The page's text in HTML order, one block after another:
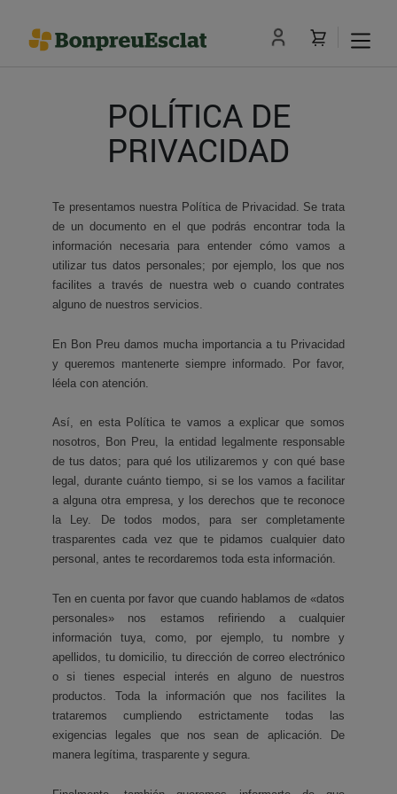
POLÍTICA DE
PRIVACIDAD
Te presentamos nuestra Política de Privacidad. Se trata
de un documento en el que podrás encontrar toda la
información necesaria para entender cómo vamos a
utilizar tus datos personales; por ejemplo, los que nos
facilites a través de nuestra web o cuando contrates
alguno de nuestros servicios.
En Bon Preu damos mucha importancia a tu Privacidad
y queremos mantenerte siempre informado. Por favor,
léela con atención.
Así, en esta Política te vamos a explicar que somos
nosotros, Bon Preu, la entidad legalmente responsable
de tus datos; para qué los utilizaremos y con qué base
legal, durante cuánto tiempo, si se los vamos a facilitar
a alguna otra empresa, y los derechos que te reconoce
la Ley. De todos modos, para ser completamente
trasparentes cada vez que te pidamos cualquier dato
personal, antes te recordaremos toda esta información.
Ten en cuenta por favor que cuando hablamos de «datos
personales» nos estamos refiriendo a cualquier
información tuya, como, por ejemplo, tu nombre y
apellidos, tu domicilio, tu dirección de correo electrónico
o si tienes especial interés en alguno de nuestros
productos. Toda la información que nos facilites la
trataremos cumpliendo estrictamente todas las
exigencias legales que nos sean de aplicación. De
manera legítima, trasparente y segura.